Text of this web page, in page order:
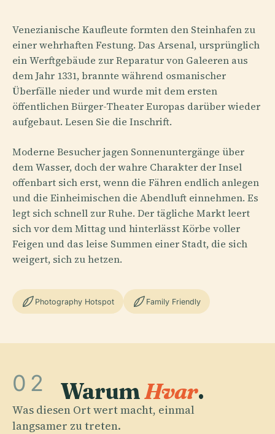
Venezianische Kaufleute formten den Steinhafen zu
einer wehrhaften Festung. Das Arsenal, ursprünglich
ein Werftgebäude zur Reparatur von Galeeren aus
dem Jahr 1331, brannte während osmanischer
Überfälle nieder und wurde mit dem ersten
öffentlichen Bürger-Theater Europas darüber wieder
aufgebaut. Lesen Sie die Inschrift.
Moderne Besucher jagen Sonnenuntergänge über
dem Wasser, doch der wahre Charakter der Insel
offenbart sich erst, wenn die Fähren endlich anlegen
und die Einheimischen die Abendluft einnehmen. Es
legt sich schnell zur Ruhe. Der tägliche Markt leert
sich vor dem Mittag und hinterlässt Körbe voller
Feigen und das leise Summen einer Stadt, die sich
weigert, sich zu hetzen.
Photography Hotspot Family Friendly
02 WarumHvar.
Was diesen Ort wert macht, einmal
langsamer zu treten.